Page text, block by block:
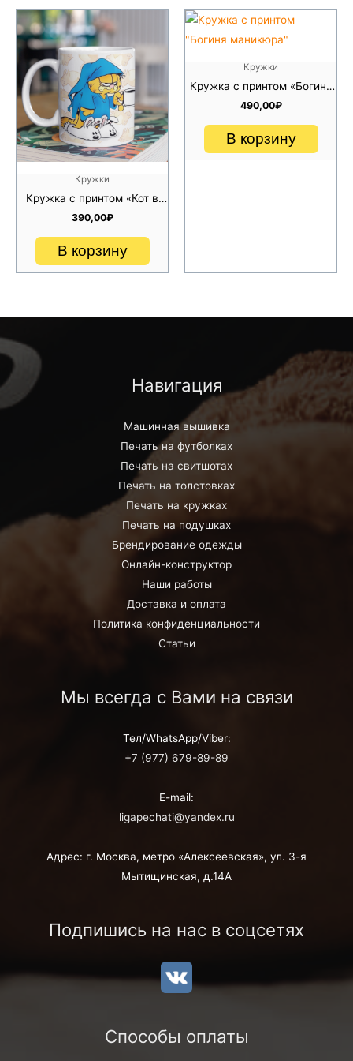
Кружки
Кружка с принтом «Кот в
тапках»
390,00₽
В корзину
Кружки
Кружка с принтом «Богиня
маникюра»
490,00₽
В корзину
Навигация
Машинная вышивка
Печать на футболках
Печать на свитшотах
Печать на толстовках
Печать на кружках
Печать на подушках
Брендирование одежды
Онлайн-конструктор
Наши работы
Доставка и оплата
Политика конфиденциальности
Статьи
Мы всегда с Вами на связи
Тел/WhatsApp/Viber:
+7 (977) 679-89-89
E-mail:
ligapechati@yandex.ru
Адрес: г. Москва, метро «Алексеевская», ул. 3-я
Мытищинская, д.14А
Подпишись на нас в соцсетях
Способы оплаты